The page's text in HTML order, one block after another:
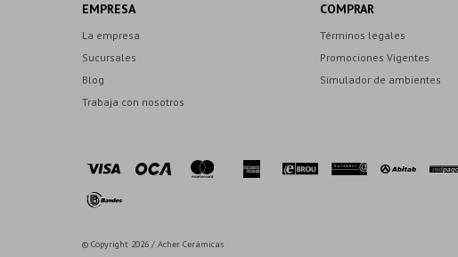
EMPRESA
La empresa
Sucursales
Blog
Trabaja con nosotros
COMPRAR
Términos legales
Promociones Vigentes
Simulador de ambientes
© Copyright 2026 / Acher Cerámicas